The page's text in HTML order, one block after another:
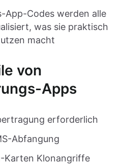
App-Codes werden alle
was sie praktisch
macht
von
Apps
erforderlich
Abfangung
Karten Klonangriffe